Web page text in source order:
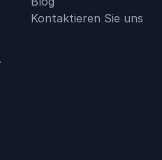
Kontaktieren Sie uns